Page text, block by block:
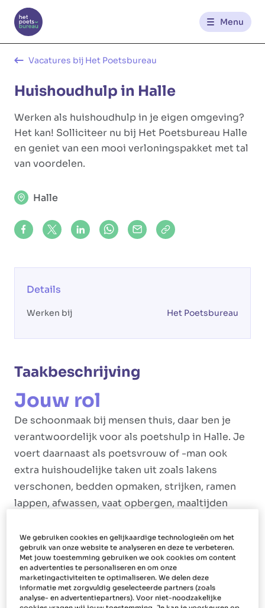
Menu
Glowi Glowi Jobs Het Poetsbureau
Kantoren
Werknemerszone
Klantenzone
Vacatures bij Het Poetsbureau
Huishoudhulp in Halle
Werken als huishoudhulp in je eigen omgeving?
Het kan! Solliciteer nu bij Het Poetsbureau Halle
en geniet van een mooi verloningspakket met tal
van voordelen.
Share on Facebook
Share on X (formerly Twitter)
Share on LinkedIn
Share via Whatsapp
Share via Mail
Copy to clipboard
Halle
Details
Werken bij Het Poetsbureau
Taakbeschrijving
Jouw rol
De schoonmaak bij mensen thuis, daar ben je
verantwoordelijk voor als poetshulp in Halle. Je
voert daarnaast als poetsvrouw of -man ook
extra huishoudelijke taken uit zoals lakens
verschonen, bedden opmaken, strijken, ramen
lappen, afwassen, vaat opbergen, maaltijden
Ons aanbod
Bij Het Poetsbureau gaan we elke dag voor
en happy werknemers. Iets wat zich ook vertaalt
We gebruiken cookies en gelijkaardige technologieën om het
gebruik van onze website te analyseren en deze te verbeteren.
Met jouw toestemming gebruiken we ook cookies om content
en advertenties te personaliseren en om onze
marketingactiviteiten te optimaliseren. We delen deze
informatie met zorgvuldig geselecteerde partners (zoals
analyse- en advertentiepartners). Voor niet-noodzakelijke